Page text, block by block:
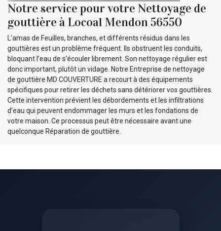
Notre service pour votre Nettoyage de
gouttière à Locoal Mendon 56550
L’amas de Feuilles, branches, et différents résidus dans les
gouttières est un problème fréquent. Ils obstruent les conduits,
bloquant l’eau de s’écouler librement. Son nettoyage régulier est
donc important, plutôt un vidage. Notre Entreprise de nettoyage
de gouttière MD COUVERTURE a recourt à des équipements
spécifiques pour retirer les déchets sans détériorer vos gouttières.
Cette intervention prévient les débordements et les infiltrations
d’eau qui peuvent endommager les murs et les fondations de
votre maison. Ce processus peut être nécessaire avant une
quelconque Réparation de gouttière.